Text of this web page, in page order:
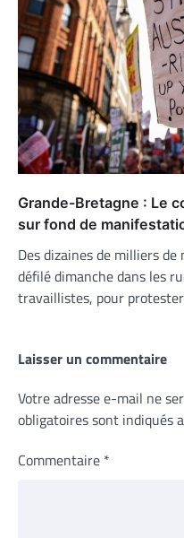
Grande-Bretagne : Le
sur fond de
Des dizaines de milliers
défilé dimanche dans les
travaillistes, pour
Laisser un commentaire
Votre adresse e-mail ne
obligatoires sont indiqués
Commentaire *